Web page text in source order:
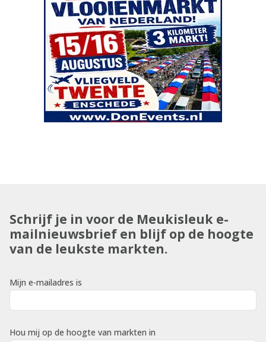
Schrijf je in voor de Meukisleuk e-
mailnieuwsbrief en blijf op de hoogte
van de leukste markten.
Mijn e-mailadres is
Hou mij op de hoogte van markten in